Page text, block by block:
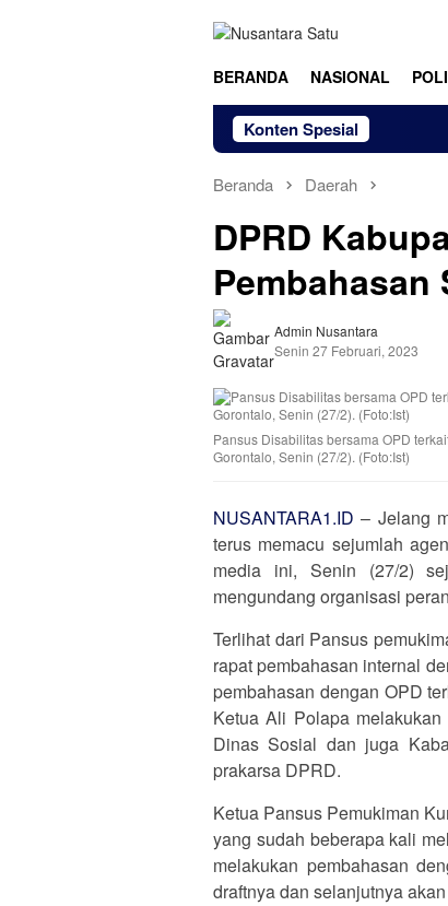
BERANDA NASIONAL
Konten Spesial
Beranda Daerah
DPRD
Pembahasan
Admin Nusantara
Senin 27 Februari, 2023
Pansus Disabilitas bersama OPD
Gorontalo, Senin (27/2). (Foto:Ist)
NUSANTARA1.ID – Jelang
terus memacu sejumlah
media ini, Senin (27/2)
mengundang organisasi
Terlihat dari Pansus
rapat pembahasan internal
pembahasan dengan OPD
Ketua Ali Polapa
Dinas Sosial dan juga
prakarsa DPRD.
Ketua Pansus Pemukiman
yang sudah beberapa kali
melakukan pembahasan
draftnya dan selanjutnya